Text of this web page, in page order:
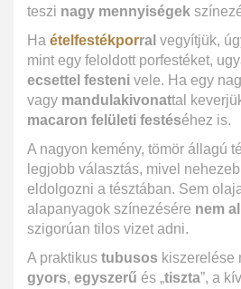
teszi nagy mennyiségek
Ha ételfestékporral vegyítjük,
mint egy feloldott porfestéket,
ecsettel festeni vele. Ha egy
vagy mandulakivonattal
macaron felületi festéséhez is.
A nagyon kemény, tömör állagú
legjobb választás, mivel
eldolgozni a tésztában. Sem
alapanyagok színezésére nem
szigorúan tilos vizet adni.
A praktikus tubusos kiszerelése
gyors, egyszerű és „tiszta”, a